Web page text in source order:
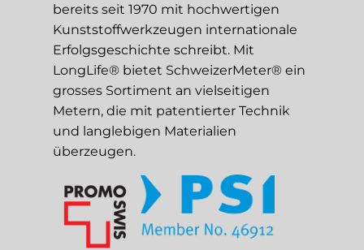
bereits seit 1970 mit hochwertigen
Kunststoffwerkzeugen internationale
Erfolgsgeschichte schreibt. Mit
LongLife® bietet SchweizerMeter® ein
grosses Sortiment an vielseitigen
Metern, die mit patentierter Technik
und langlebigen Materialien
überzeugen.